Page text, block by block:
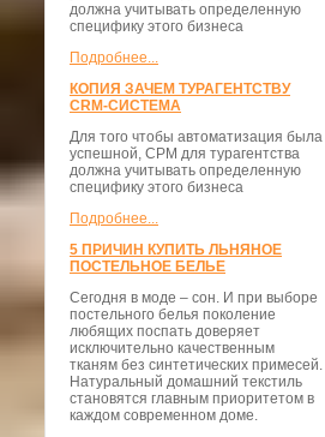
должна учитывать определенную
специфику этого бизнеса
Подробнее...
КОПИЯ ЗАЧЕМ ТУРАГЕНТСТВУ
CRM-СИСТЕМА
Для того чтобы автоматизация была
успешной, СРМ для турагентства
должна учитывать определенную
специфику этого бизнеса
Подробнее...
5 ПРИЧИН КУПИТЬ ЛЬНЯНОЕ
ПОСТЕЛЬНОЕ БЕЛЬЕ
Сегодня в моде – сон. И при выборе
постельного белья поколение
любящих поспать доверяет
исключительно качественным
тканям без синтетических примесей.
Натуральный домашний текстиль
становятся главным приоритетом в
каждом современном доме.